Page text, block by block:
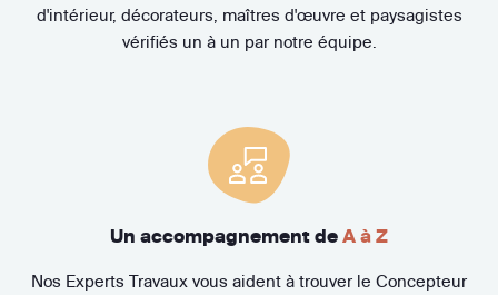
d'intérieur, décorateurs, maîtres d'œuvre et paysagistes
vérifiés un à un par notre équipe.
Un accompagnement de A à Z
Nos Experts Travaux vous aident à trouver le Concepteur